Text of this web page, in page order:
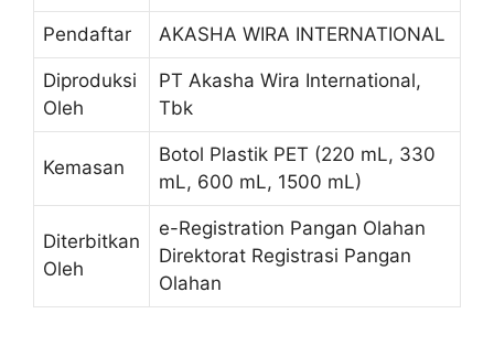
Pendaftar AKASHA WIRA INTERNATIONAL
Diproduksi
Oleh
PT Akasha Wira International,
Tbk
Kemasan
Botol Plastik PET (220 mL, 330
mL, 600 mL, 1500 mL)
Diterbitkan
Oleh
e-Registration Pangan Olahan
Direktorat Registrasi Pangan
Olahan